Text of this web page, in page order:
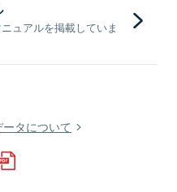
ュアルを掲載していま
タについて